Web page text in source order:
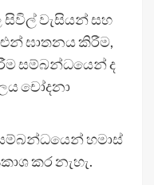
සිවිල් වැසියන් සහ
ඝාතනය කිරීම,
සම්බන්ධයෙන් ද
චෝදනා
හමාස්
කර නැහැ.